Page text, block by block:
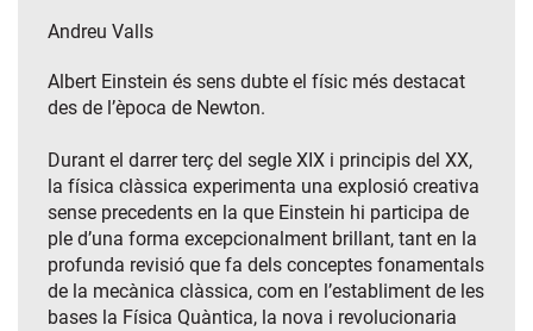
Andreu Valls
Albert Einstein és sens dubte el físic més destacat
des de l’època de Newton.
Durant el darrer terç del segle XIX i principis del XX,
la física clàssica experimenta una explosió creativa
sense precedents en la que Einstein hi participa de
ple d’una forma excepcionalment brillant, tant en la
profunda revisió que fa dels conceptes fonamentals
de la mecànica clàssica, com en l’establiment de les
bases la Física Quàntica, la nova i revolucionaria